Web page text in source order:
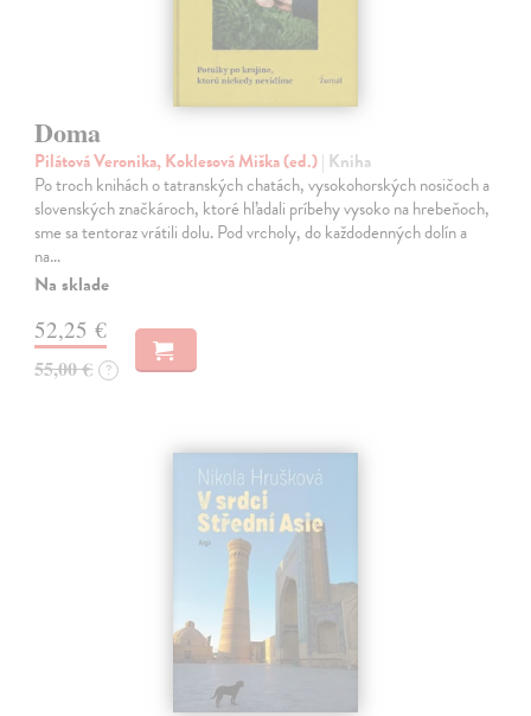
Doma
Pilátová Veronika, Koklesová Miška (ed.)| Kniha
Po troch knihách o tatranských chatách, vysokohorských nosičoch a
slovenských značkároch, ktoré hľadali príbehy vysoko na hrebeňoch,
sme sa tentoraz vrátili dolu. Pod vrcholy, do každodenných dolín a
na…
Na sklade
52,25 €
55,00 € ?